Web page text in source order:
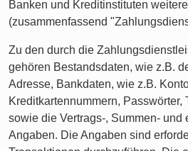
Banken und Kreditinstituten
(zusammenfassend
Zu den durch die
gehören Bestandsdaten, wie z.B.
Adresse, Bankdaten, wie z.B.
Kreditkartennummern, Passwörter,
sowie die Vertrags-, Summen- und
Angaben. Die Angaben sind